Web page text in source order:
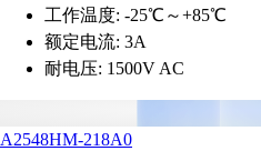
工作温度: -25℃～+85℃
额定电流: 3A
耐电压: 1500V AC
A2548HM-218A0